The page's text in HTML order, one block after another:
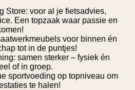
Store: voor al je fietsadvies,
Een topzaak waar passie en
voor binnen én
tot in de puntjes!
samen sterker – fysiek én
of in groep.
sportvoeding op topniveau om
te halen!